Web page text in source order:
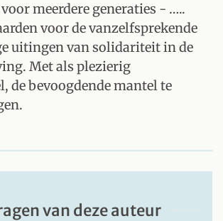
meerdere generaties - …..
voor de vanzelfsprekende
uitingen van solidariteit in de
Met als plezierig
de bevoogdende mantel te
van deze auteur